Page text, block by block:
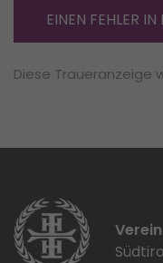
EINEN FEHLER
Diese Traueranzeige